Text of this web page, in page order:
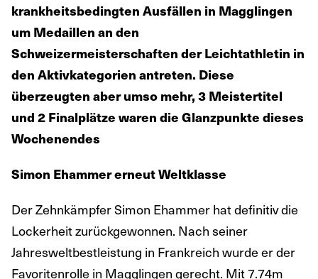
krankheitsbedingten Ausfällen in Magglingen
um Medaillen an den
Schweizermeisterschaften der Leichtathletin in
den Aktivkategorien antreten. Diese
überzeugten aber umso mehr, 3 Meistertitel
und 2 Finalplätze waren die Glanzpunkte dieses
Wochenendes
Simon Ehammer erneut Weltklasse
Der Zehnkämpfer Simon Ehammer hat definitiv die
Lockerheit zurückgewonnen. Nach seiner
Jahresweltbestleistung in Frankreich wurde er der
Favoritenrolle in Magglingen gerecht. Mit 7.74m